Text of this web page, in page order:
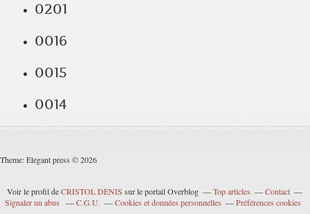
0201
0016
0015
0014
Theme: Elegant press © 2026
Voir le profil deCRISTOL DENIS sur le portail Overblog Top articles
Contact
Signaler un abus
C.G.U. Cookies et données personnelles Préférences cookies